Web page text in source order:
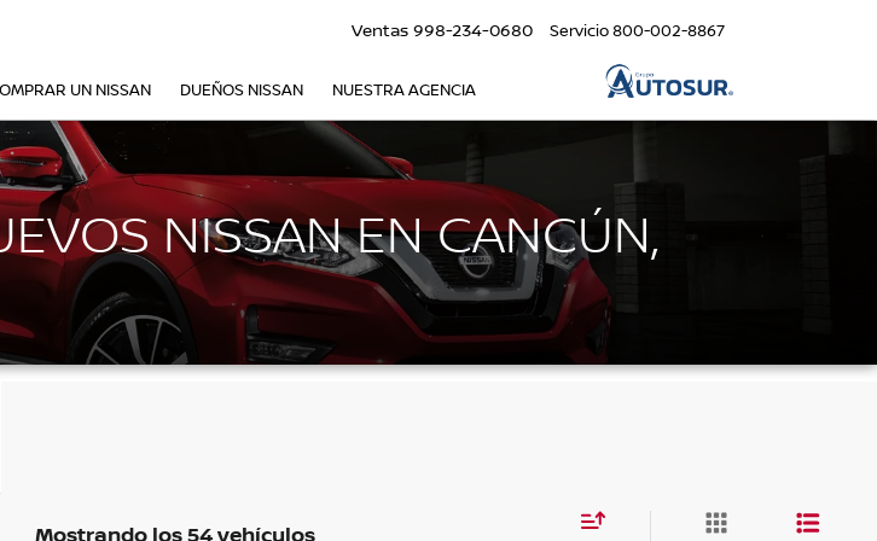
Ventas 998-234-0680 Servicio800-002-8867
UN NISSAN DUEÑOS NISSAN NUESTRA AGENCIA
NISSAN EN CANCÚN,
Mostrando los 54 vehículos